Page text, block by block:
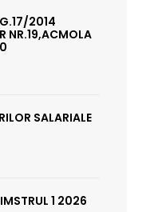
2014
NR.19,ACMOLA
SALARIALE
1 2026